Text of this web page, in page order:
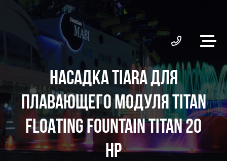
НАСАДКА TIARA ДЛЯ
ПЛАВАЮЩЕГО МОДУЛЯ TITAN
FLOATING FOUNTAIN TITAN 20
HP